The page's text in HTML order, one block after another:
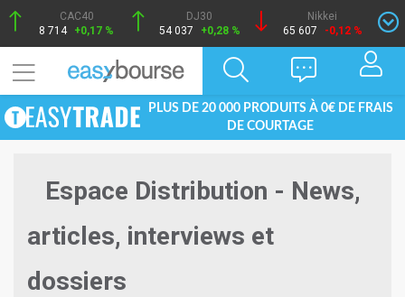
CAC40
8 714 +0,17 %
DJ30
54 037
+0,28 %
Nikkei
65 607
-0,12 %
PLUS DE 20 000 PRODUITS À 0€ DE FRAIS
DE COURTAGE
Espace Distribution - News,
articles, interviews et
dossiers